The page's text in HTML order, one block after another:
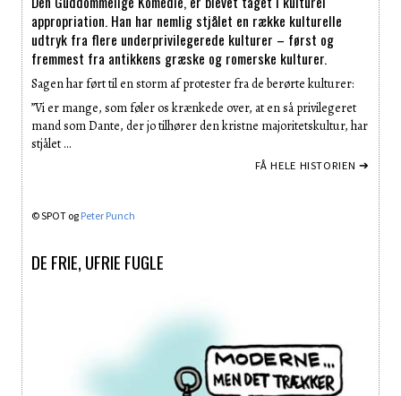
appropriation. Han har nemlig stjålet en række kulturelle
udtryk fra flere underprivilegerede kulturer – først og
fremmest fra antikkens græske og romerske kulturer.
Sagen har ført til en storm af protester fra de berørte kulturer:
”Vi er mange, som føler os krænkede over, at en så privilegeret
mand som Dante, der jo tilhører den kristne majoritetskultur, har
stjålet …
FÅ HELE HISTORIEN ➔
© SPOT og Peter Punch
DE FRIE, UFRIE FUGLE